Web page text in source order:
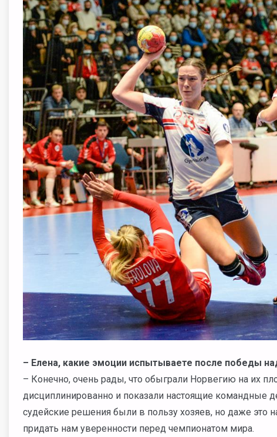
– Елена, какие эмоции испытываете после победы
– Конечно, очень рады, что обыграли Норвегию на их
дисциплинированно и показали настоящие командные
судейские решения были в пользу хозяев, но даже
придать нам уверенности перед чемпионатом мира.